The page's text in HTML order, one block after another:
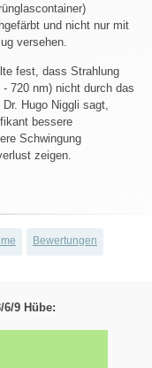
und nicht nur mit
versehen.
fest, dass Strahlung
720 nm) nicht durch das
Hugo Niggli sagt,
bessere
Schwingung
zeigen.
Bewertungen
9 Hübe: